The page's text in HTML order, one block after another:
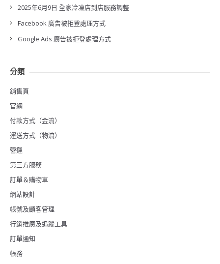
2025年6月9日 全家冷凍店到店服務調整
Facebook 廣告被拒登處理方式
Google Ads 廣告被拒登處理方式
分類
銷售頁
官網
付款方式（金流）
運送方式（物流）
營運
第三方服務
訂單＆購物車
網站設計
帳號及顧客管理
行銷推廣及追蹤工具
訂單通知
帳務